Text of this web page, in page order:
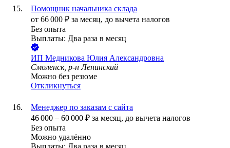
Помощник начальника склада
от 66 000 ₽ за месяц, до вычета налогов
Без опыта
Выплаты: Два раза в месяц
ИП Медникова Юлия Александровна
Смоленск, р-н Ленинский
Можно без резюме
Откликнуться
Менеджер по заказам с сайта
46 000 – 60 000 ₽ за месяц, до вычета налогов
Без опыта
Можно удалённо